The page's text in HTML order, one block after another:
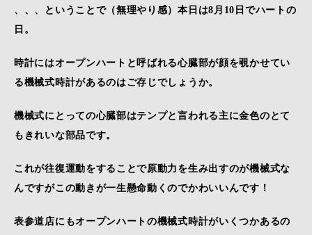
、、、ということで（無理やり感）本日は8月10日でハートの
日。
時計にはオープンハートと呼ばれる心臓部が顔を覗かせてい
る機械式時計があるのはご存じでしょうか。
機械式にとっての心臓部はテンプと言われる主に金色のとて
もきれいな部品です。
これが往復運動をすることで原動力を生み出すのが機械式な
んですがこの動きが一生懸命動くのでかわいいんです！
表参道店にもオープンハートの機械式時計がいくつかあるの